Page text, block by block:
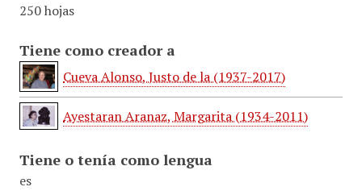
250 hojas
Tiene como creador a
Cueva Alonso, Justo de la (1937-2017)
Ayestaran Aranaz, Margarita (1934-2011)
Tiene o tenía como lengua
es